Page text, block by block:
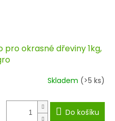
okrasné dřeviny 1kg,
Skladem (>5 ks)
Do košíku